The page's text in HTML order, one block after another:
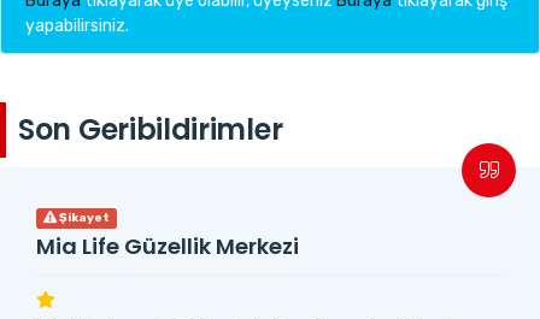
yapabilirsiniz.
Son Geribildirimler
Şikayet
Mia Life Güzellik Merkezi